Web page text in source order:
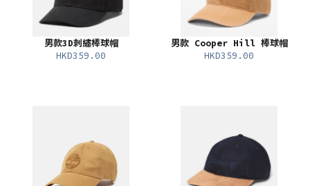
男款3D刺繡棒球帽
HKD359.00
男款 Cooper Hill 棒球帽
HKD359.00